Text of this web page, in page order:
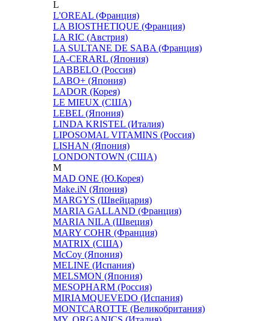
L
L'OREAL (Франция)
LA BIOSTHETIQUE (Франция)
LA RIC (Австрия)
LA SULTANE DE SABA (Франция)
LA-CERARL (Япония)
LABBELO (Россия)
LABO+ (Япония)
LADOR (Корея)
LE MIEUX (США)
LEBEL (Япония)
LINDA KRISTEL (Италия)
LIPOSOMAL VITAMINS (Россия)
LISHAN (Япония)
LONDONTOWN (США)
M
MAD ONE (Ю.Корея)
Make.iN (Япония)
MARGYS (Швейцария)
MARIA GALLAND (Франция)
MARIA NILA (Швеция)
MARY COHR (Франция)
MATRIX (США)
McCoy (Япония)
MELINE (Испания)
MELSMON (Япония)
MESOPHARM (Россия)
MIRIAMQUEVEDO (Испания)
MONTCAROTTE (Великобритания)